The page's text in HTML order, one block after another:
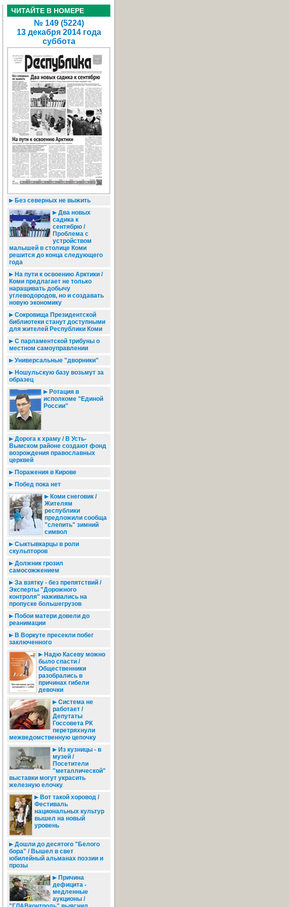
ЧИТАЙТЕ В НОМЕРЕ
№ 149 (5224)
13 декабря 2014 года
суббота
Без северных не выжить
Два новых
садика к
сентябрю /
Проблема с
устройством
малышей в столице Коми
решится до конца следующего
года
На пути к освоению Арктики /
Коми предлагает не только
наращивать добычу
углеводородов, но и создавать
новую экономику
Сокровища Президентской
библиотеки станут доступными
для жителей Республики Коми
С парламентской трибуны о
местном самоуправлении
Универсальные "дворники"
Ношульскую базу возьмут за
образец
Ротация в
исполкоме "Единой
России"
Дорога к храму / В Усть-
Вымском районе создают фонд
возрождения православных
церквей
Поражения в Кирове
Побед пока нет
Коми снеговик /
Жителям
республики
предложили сообща
"слепить" зимний
символ
Сыктывкарцы в роли
скульпторов
Должник грозил
самосожжением
За взятку - без препятствий /
Эксперты "Дорожного
контроля" наживались на
пропуске большегрузов
Побои матери довели до
реанимации
В Воркуте пресекли побег
заключенного
Надю Касеву можно
было спасти /
Общественники
разобрались в
причинах гибели
девочки
Система не
работает /
Депутаты
Госсовета РК
перетряхнули
межведомственную цепочку
Из кузницы - в
музей /
Посетители
"металлической"
выставки могут украсить
железную елочку
Вот такой хоровод /
Фестиваль
национальных культур
вышел на новый
уровень
Дошли до десятого "Белого
бора" / Вышел в свет
юбилейный альманах поэзии и
прозы
Причина
дефицита -
медленные
аукционы /